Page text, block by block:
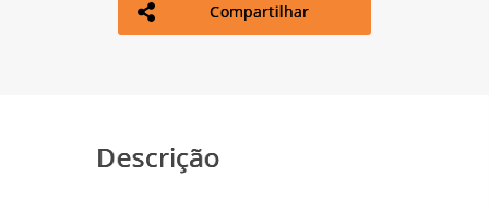
Compartilhar
Descrição